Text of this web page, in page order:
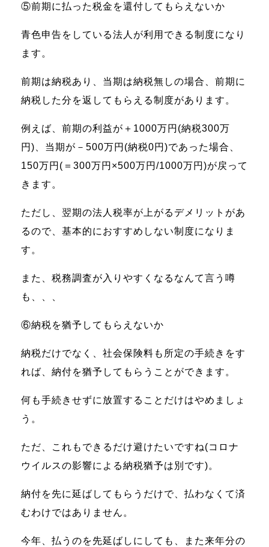
⑤前期に払った税金を還付してもらえないか
青色申告をしている法人が利用できる制度になり
ます。
前期は納税あり、当期は納税無しの場合、前期に
納税した分を返してもらえる制度があります。
例えば、前期の利益が＋1000万円(納税300万
円)、当期が－500万円(納税0円)であった場合、
150万円(＝300万円×500万円/1000万円)が戻って
きます。
ただし、翌期の法人税率が上がるデメリットがあ
るので、基本的におすすめしない制度になりま
す。
また、税務調査が入りやすくなるなんて言う噂
も、、、
⑥納税を猶予してもらえないか
納税だけでなく、社会保険料も所定の手続きをす
れば、納付を猶予してもらうことができます。
何も手続きせずに放置することだけはやめましょ
う。
ただ、これもできるだけ避けたいですね(コロナ
ウイルスの影響による納税猶予は別です)。
納付を先に延ばしてもらうだけで、払わなくて済
むわけではありません。
今年、払うのを先延ばしにしても、また来年分の